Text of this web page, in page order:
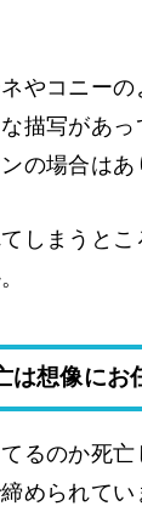
やコニーの
描写があ
の場合はあ
しまうと
は想像にお
るのか死
められてい